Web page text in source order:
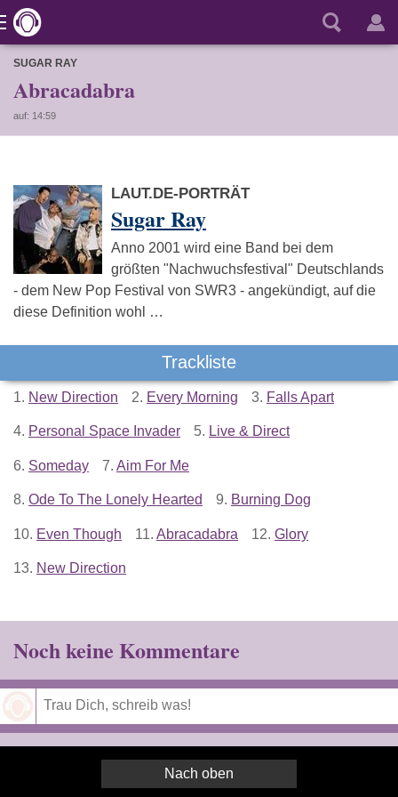
SUGAR RAY
Abracadabra
auf: 14:59
LAUT.DE-PORTRÄT
Sugar Ray
Anno 2001 wird eine Band bei dem
größten "Nachwuchsfestival" Deutschlands
- dem New Pop Festival von SWR3 - angekündigt, auf die
diese Definition wohl …
Trackliste
1. New Direction 2. Every Morning 3. Falls Apart
4. Personal Space Invader 5. Live & Direct
6. Someday 7. Aim For Me
8. Ode To The Lonely Hearted 9. Burning Dog
10. Even Though 11. Abracadabra 12. Glory
13. New Direction
Noch keine Kommentare
Nach oben